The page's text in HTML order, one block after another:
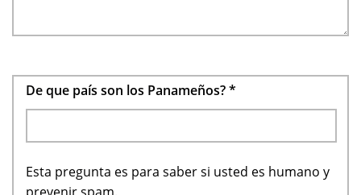
De que país son los Panameños?*
Esta pregunta es para saber si usted es humano y
prevenir spam.